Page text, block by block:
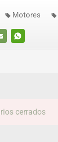
WHATSAPP
Motores
cerrados